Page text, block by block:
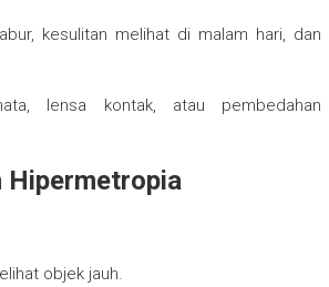
kesulitan melihat di malam hari, dan
lensa kontak, atau pembedahan
Hipermetropia
objek jauh.